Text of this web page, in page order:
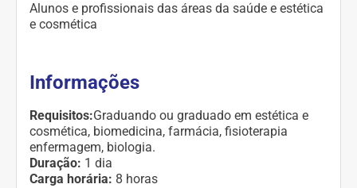
Alunos e profissionais das áreas da saúde e estética
e cosmética
Informações
Requisitos:Graduando ou graduado em estética e
cosmética, biomedicina, farmácia, fisioterapia
enfermagem, biologia.
Duração: 1 dia
Carga horária: 8 horas